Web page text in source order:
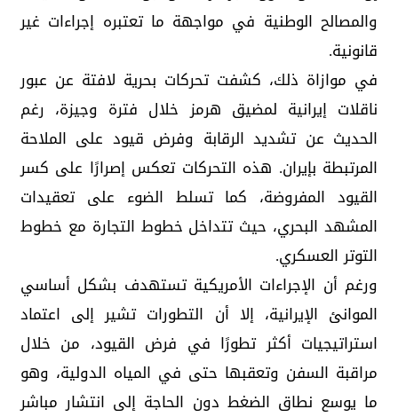
والمصالح الوطنية في مواجهة ما تعتبره إجراءات غير
قانونية.
في موازاة ذلك، كشفت تحركات بحرية لافتة عن عبور
ناقلات إيرانية لمضيق هرمز خلال فترة وجيزة، رغم
الحديث عن تشديد الرقابة وفرض قيود على الملاحة
المرتبطة بإيران. هذه التحركات تعكس إصرارًا على كسر
القيود المفروضة، كما تسلط الضوء على تعقيدات
المشهد البحري، حيث تتداخل خطوط التجارة مع خطوط
التوتر العسكري.
ورغم أن الإجراءات الأمريكية تستهدف بشكل أساسي
الموانئ الإيرانية، إلا أن التطورات تشير إلى اعتماد
استراتيجيات أكثر تطورًا في فرض القيود، من خلال
مراقبة السفن وتعقبها حتى في المياه الدولية، وهو
ما يوسع نطاق الضغط دون الحاجة إلى انتشار مباشر